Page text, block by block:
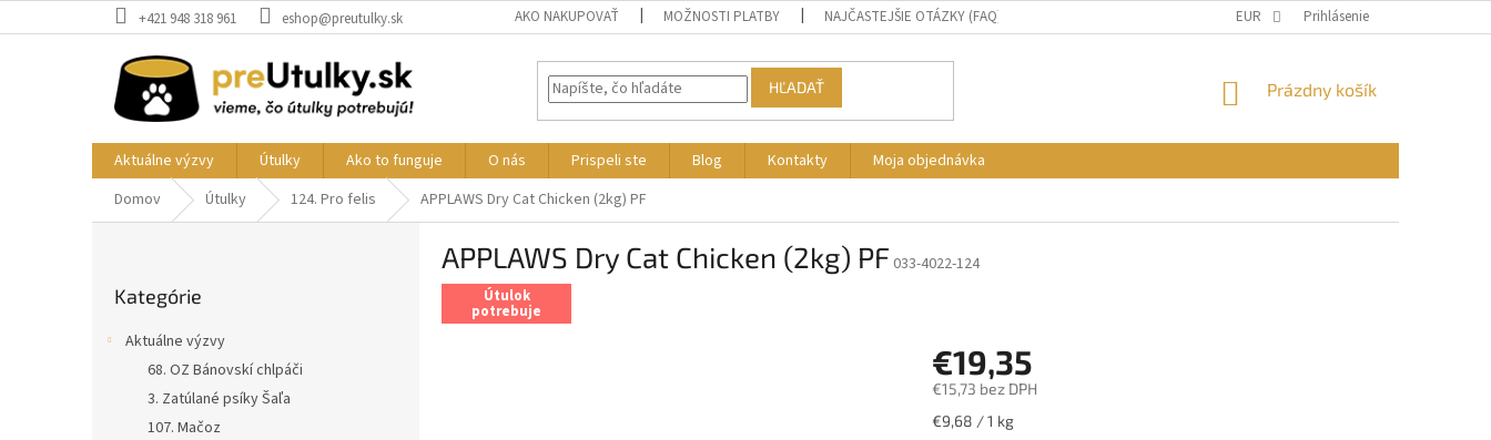
na
+421 948 318 961 eshop@preutulky.sk AKO NAKUPOVAŤ MOŽNOSTI PLATBY NAJČASTEJŠIE OTÁZKY (FAQ) PODMIENKY OCHRANY OSOBNÝCH
EUR Prihlásenie
HĽADAŤ
NÁKUPNÝ
Prázdny košík
Aktuálne výzvy Útulky Ako to funguje O nás Prispeli ste Blog Kontakty
Moja objednávka
Domov
Útulky 124. Pro felis APPLAWS Dry Cat Chicken (2kg) PF
kategórie
Kategórie
Aktuálne výzvy
68. OZ Bánovskí chlpáči
3. Zatúlané psíky Šaľa
107. Mačoz
APPLAWS Dry Cat Chicken (2kg) PF 033-4022-124
Útulok
potrebuje
€19,35
€15,73 bez DPH
Jednotková
€9,68 / 1 kg